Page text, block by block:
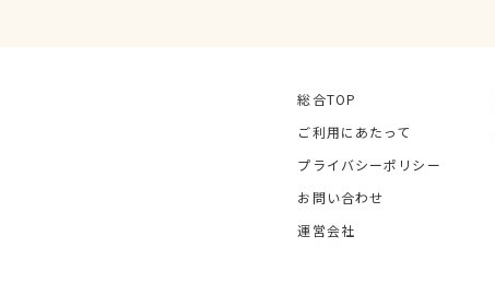
総合TOP
ご利用にあたって
プライバシーポリシー
お問い合わせ
運営会社